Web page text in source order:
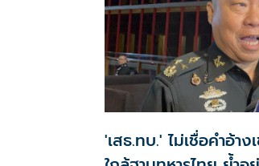
'เสธ.ทบ.' ไม่เชื่อคำอ้า